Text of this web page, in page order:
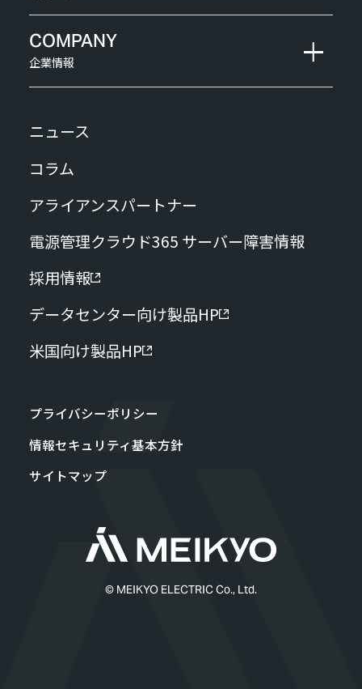
COMPANY
企業情報
ニュース
コラム
アライアンスパートナー
電源管理クラウド365 サーバー障害情報
採用情報
データセンター向け製品HP
米国向け製品HP
プライバシーポリシー
情報セキュリティ基本方針
サイトマップ
© MEIKYO ELECTRIC Co., Ltd.